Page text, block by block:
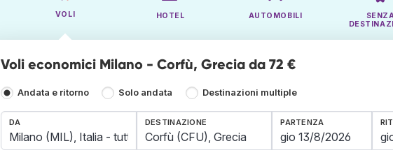
VOLI HOTEL AUTOMOBILI
Voli economici Milano - Corfù, Grecia da 72 €
Andata e ritorno Solo andata Destinazioni multiple
DA DESTINAZIONE PARTENZA